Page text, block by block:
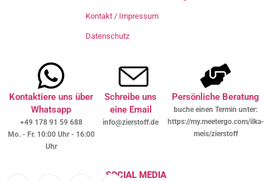
Kontakt / Impressum
Datenschutz
Kontaktiere uns über
Whatsapp
+49 178 91 59 688
Mo. - Fr. 10:00 Uhr - 16:00
Uhr
Schreibe uns
eine Email
info@zierstoff.de
Persönliche Beratung
buche einen Termin unter:
https://my.meetergo.com/ilka-
meis/zierstoff
SOCIAL MEDIA